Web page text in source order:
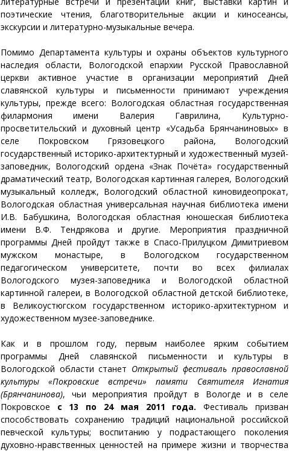
поэтические чтения, благотворительные акции и киносеансы,
экскурсии и литературно-музыкальные вечера.
Помимо Департамента культуры и охраны объектов культурного
наследия области, Вологодской епархии Русской Православной
церкви активное участие в организации мероприятий Дней
славянской культуры и письменности принимают учреждения
культуры, прежде всего: Вологодская областная государственная
филармония имени Валерия Гаврилина, Культурно-
просветительский и духовный центр «Усадьба Брянчаниновых» в
селе Покровском Грязовецкого района, Вологодский
государственный историко-архитектурный и художественный музей-
заповедник, Вологодский ордена «Знак Почёта» государственный
драматический театр, Вологодская картинная галерея, Вологодский
музыкальный колледж, Вологодский областной киновидеопрокат,
Вологодская областная универсальная научная библиотека имени
И.В. Бабушкина, Вологодская областная юношеская библиотека
имени В.Ф. Тендрякова и другие. Мероприятия праздничной
программы Дней пройдут также в Спасо-Прилуцком Димитриевом
мужском монастыре, в Вологодском государственном
педагогическом университете, почти во всех филиалах
Вологодского музея-заповедника и Вологодской областной
картинной галереи, в Вологодской областной детской библиотеке,
в Великоустюгском государственном историко-архитектурном и
художественном музее-заповеднике.
Как и в прошлом году, первым наиболее ярким событием
программы Дней славянской письменности и культуры в
Вологодской области станет Открытый фестиваль православной
культуры «Покровские встречи» памяти Святителя Игнатия
(Брянчанинова), чьи мероприятия пройдут в Вологде и в селе
Покровское с 13 по 24 мая 2011 года. Фестиваль призван
способствовать сохранению традиций национальной российской
певческой культуры; воспитанию у подрастающего поколения
духовно-нравственных ценностей на примере жизни и творчества